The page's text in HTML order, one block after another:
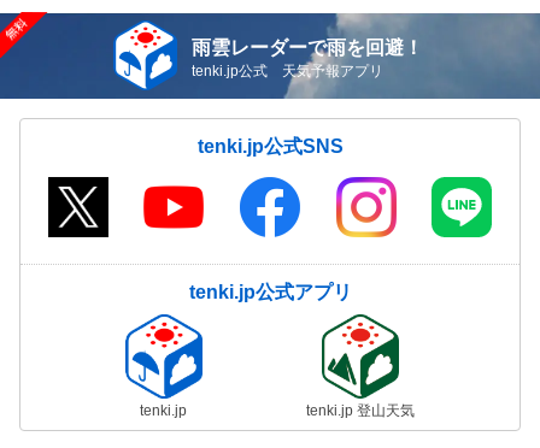
雨雲レーダーで雨を回避！
tenki.jp公式 天気予報アプリ
tenki.jp公式SNS
tenki.jp公式アプリ
tenki.jp tenki.jp 登山天気